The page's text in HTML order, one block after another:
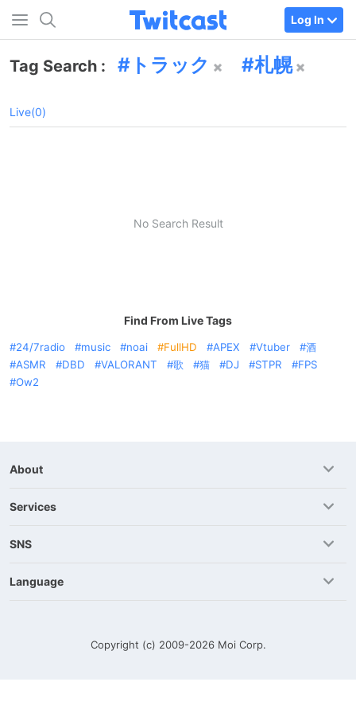
Log In
Tag Search : トラック 札幌
Live(0)
No Search Result
Find From Live Tags
24/7radio music noai FullHD APEX Vtuber
酒
ASMR
DBD VALORANT 歌 猫 DJ STPR
FPS
Ow2
About
Services
SNS
Language
Copyright (c) 2009-2026 Moi Corp.